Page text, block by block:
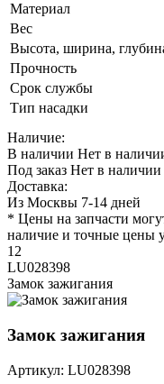
Материал
Вес
Высота, ширина,
Прочность
Срок службы
Тип насадки
Наличие:
В наличии Нет в
Под заказ Нет в наличии
Доставка:
Из Москвы 7-14 дней
* Цены на запчасти
наличие и точные цены
12
LU028398
Замок зажигания
Замок зажигания
Артикул: LU028398